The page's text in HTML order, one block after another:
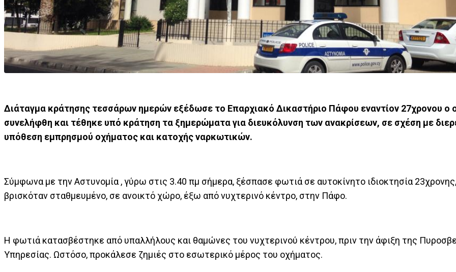
Διάταγμα κράτησης τεσσάρων ημερών εξέδωσε το Επαρχιακό Δικαστήριο Πάφου εναντίον 27χρονου ο
συνελήφθη και τέθηκε υπό κράτηση τα ξημερώματα για διευκόλυνση των ανακρίσεων, σε σχέση με
υπόθεση εμπρησμού οχήματος και κατοχής ναρκωτικών.
Σύμφωνα με την Αστυνομία , γύρω στις 3.40 πμ σήμερα, ξέσπασε φωτιά σε αυτοκίνητο ιδιοκτησία
βρισκόταν σταθμευμένο, σε ανοικτό χώρο, έξω από νυχτερινό κέντρο, στην Πάφο.
Η φωτιά κατασβέστηκε από υπαλλήλους και θαμώνες του νυχτερινού κέντρου, πριν την άφιξη της
Υπηρεσίας. Ωστόσο, προκάλεσε ζημιές στο εσωτερικό μέρος του οχήματος.